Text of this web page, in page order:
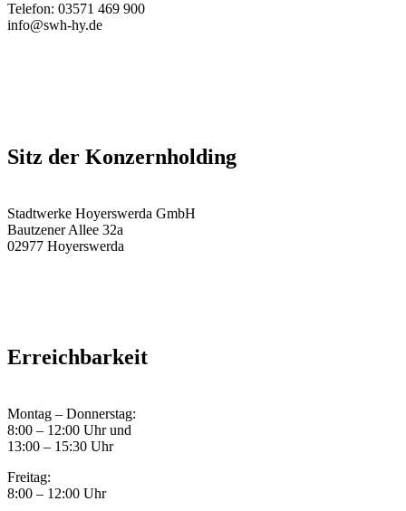
Telefon: 03571 469 900
info@swh-hy.de
Sitz der Konzernholding
Stadtwerke Hoyerswerda GmbH
Bautzener Allee 32a
02977 Hoyerswerda
Erreichbarkeit
Montag – Donnerstag:
8:00 – 12:00 Uhr und
13:00 – 15:30 Uhr
Freitag:
8:00 – 12:00 Uhr